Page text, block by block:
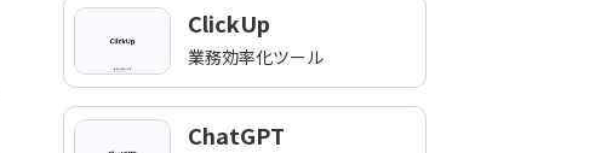
ClickUp
業務効率化ツール
ChatGPT